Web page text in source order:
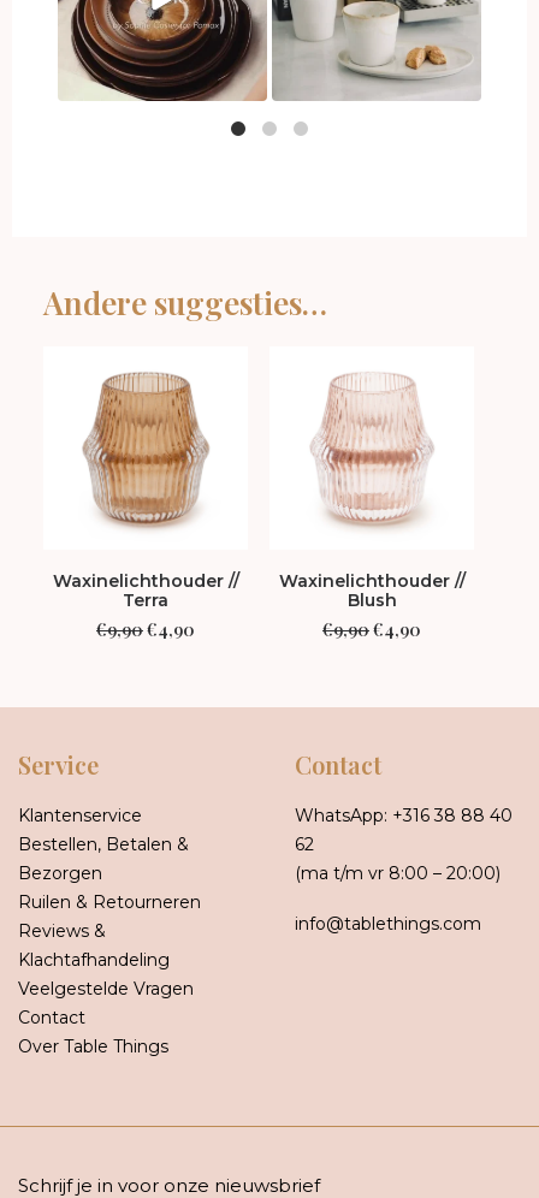
Andere suggesties…
Waxinelichthouder //
Terra
€9,90Oorspronkelijke
€4,90
Waxinelichthouder //
Blush
€9,90Oorspronkelijke
€4,90
Service
Klantenservice
Bestellen, Betalen &
Bezorgen
Ruilen & Retourneren
Reviews &
Klachtafhandeling
Veelgestelde Vragen
Contact
Over Table Things
Contact
WhatsApp: +316 38 88 40
62
(ma t/m vr 8:00 – 20:00)
info@tablethings.com
Schrijf je in voor onze nieuwsbrief